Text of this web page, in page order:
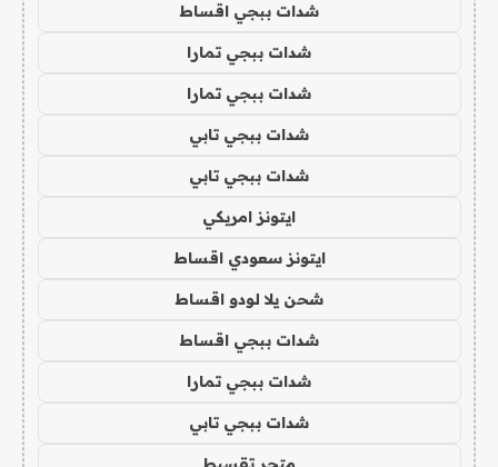
شدات ببجي اقساط
شدات ببجي تمارا
شدات ببجي تمارا
شدات ببجي تابي
شدات ببجي تابي
ايتونز امريكي
ايتونز سعودي اقساط
شحن يلا لودو اقساط
شدات ببجي اقساط
شدات ببجي تمارا
شدات ببجي تابي